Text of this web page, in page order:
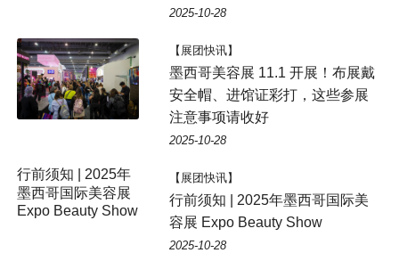
2025-10-28
【展团快讯】
墨西哥美容展 11.1 开展！布展戴
安全帽、进馆证彩打，这些参展
注意事项请收好
2025-10-28
行前须知 | 2025年
墨西哥国际美容展
Expo Beauty Show
【展团快讯】
行前须知 | 2025年墨西哥国际美
容展 Expo Beauty Show
2025-10-28